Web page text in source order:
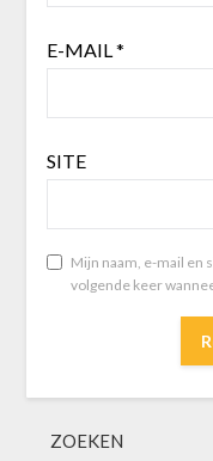
E-MAIL*
SITE
Mijn naam, e-mail en
volgende keer
ZOEKEN